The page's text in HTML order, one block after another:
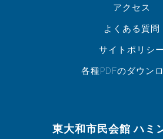
アクセス
よくある質問
サイトポリシー
各種PDFのダウン
東大和市民会館 ハミ